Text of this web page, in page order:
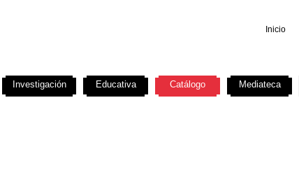
Inicio
Investigación Educativa Catálogo Mediateca